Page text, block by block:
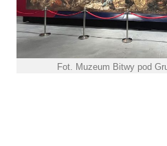
Fot. Muzeum Bitwy pod